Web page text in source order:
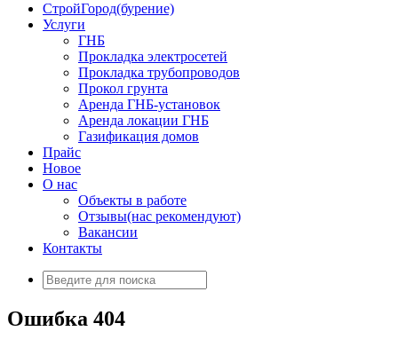
«СТРОЙГОРОД» ∿ Бурение ∿ ГНБ ∿ Прокладка
трудопроводов ∿ Газификация жилого сектора ✆
+74951573444
СтройГород(бурение)
Услуги
ГНБ
Прокладка электросетей
Прокладка трубопроводов
Прокол грунта
Аренда ГНБ-установок
Аренда локации ГНБ
Газификация домов
Прайс
Новое
О нас
Объекты в работе
Отзывы(нас рекомендуют)
Вакансии
Контакты
Искать:
Ошибка 404